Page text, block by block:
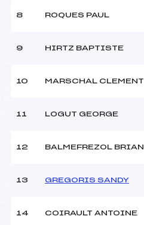
Ouvreurs C :
Neige :
Ouvreurs A :
8 ROQUES PAUL
9 HIRTZ BAPTISTE
10 MARSCHAL CLEMENT
11 LOGUT GEORGE
12 BALMEFREZOL BRIAN
13 GREGORIS SANDY
14 COIRAULT ANTOINE